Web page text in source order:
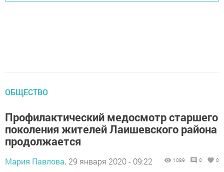
ОБЩЕСТВО
Профилактический медосмотр старшего
поколения жителей Лаишевского района
продолжается
Мария Павлова, 29 января 2020 - 09:22 1089 0 0